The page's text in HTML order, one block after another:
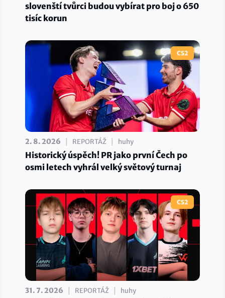
slovenští tvůrci budou vybírat pro boj o 650
tisíc korun
CS2
2. 8. 2026 REPORTÁŽ huhy
Historický úspěch! PR jako první Čech po
osmi letech vyhrál velký světový turnaj
CS2
31. 7. 2026 REPORTÁŽ huhy